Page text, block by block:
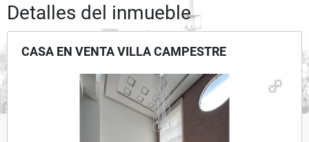
Detalles del inmueble
CASA EN VENTA VILLA CAMPESTRE